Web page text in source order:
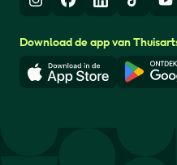
InstagramFacebook
LinkedInTikTok
Download de app van
Download in de